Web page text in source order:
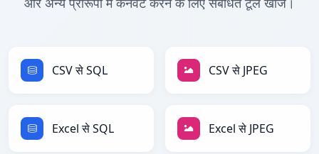
CSV से SQL CSV से JPEG
Excel से SQL Excel से JPEG